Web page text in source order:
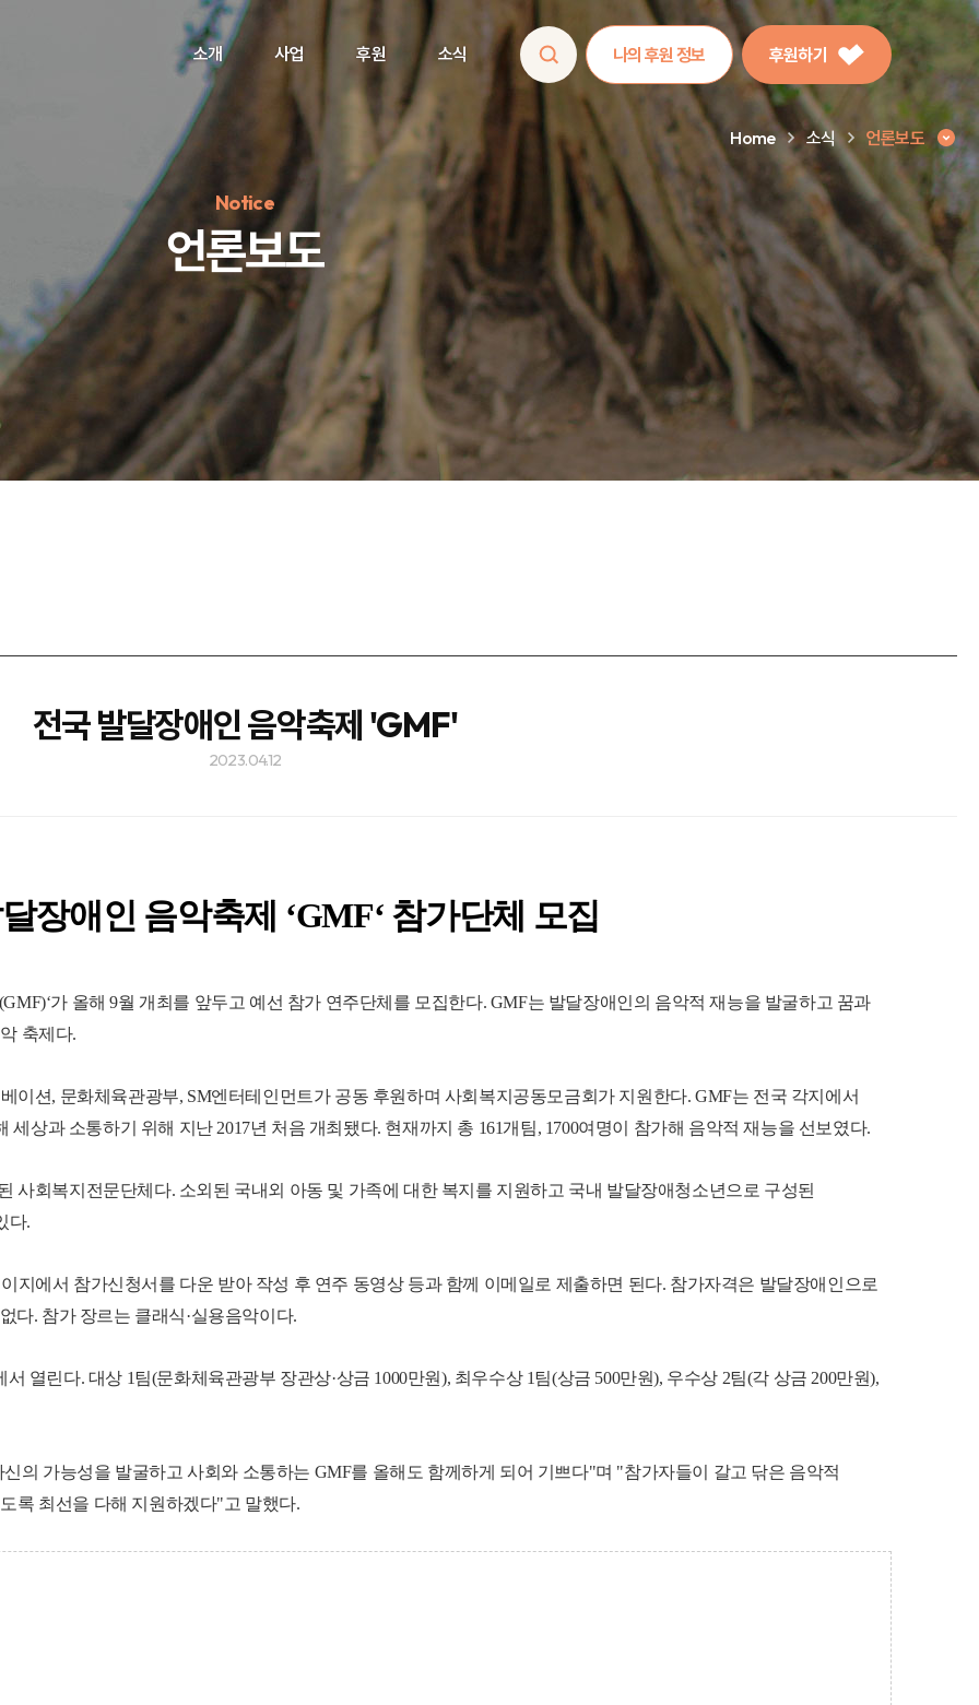
소개 사업 후원 소식 나의 후원 정보 후원하기
#하트플레이스#캠페인#팬덤후원
Home 소식 언론보도
Notice
언론보도
전국 발달장애인 음악축제 'GMF'
2023.04.12
장애인 음악축제 ‘GMF‘ 참가단체 모집
가 올해 9월 개최를 앞두고 예선 참가 연주단체를 모집한다. GMF는 발달장애인의 음악적 재능을 발굴하고 꿈과
축제다.
이션, 문화체육관광부, SM엔터테인먼트가 공동 후원하며 사회복지공동모금회가 지원한다. GMF는 전국 각지에서
상과 소통하기 위해 지난 2017년 처음 개최됐다. 현재까지 총 161개팀, 1700여명이 참가해 음악적 재능을 선보였다.
사회복지전문단체다. 소외된 국내외 아동 및 가족에 대한 복지를 지원하고 국내 발달장애청소년으로 구성된
다.
지에서 참가신청서를 다운 받아 작성 후 연주 동영상 등과 함께 이메일로 제출하면 된다. 참가자격은 발달장애인으로
다. 참가 장르는 클래식·실용음악이다.
열린다. 대상 1팀(문화체육관광부 장관상·상금 1000만원), 최우수상 1팀(상금 500만원), 우수상 2팀(각 상금 200만원),
의 가능성을 발굴하고 사회와 소통하는 GMF를 올해도 함께하게 되어 기쁘다"며 "참가자들이 갈고 닦은 음악적
록 최선을 다해 지원하겠다"고 말했다.